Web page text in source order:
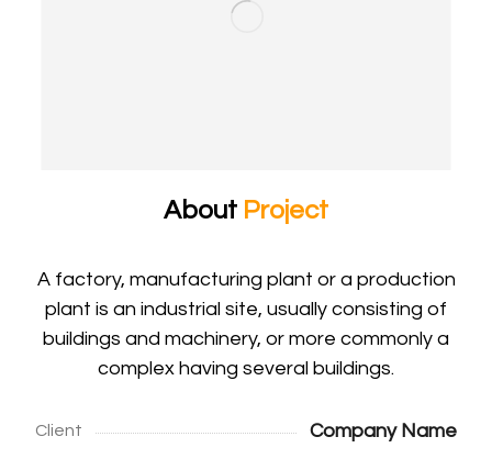
About Project
A factory, manufacturing plant or a production
plant is an industrial site, usually consisting of
buildings and machinery, or more commonly a
complex having several buildings.
Client Company Name